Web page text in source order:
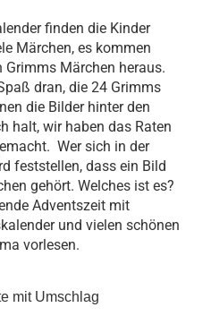
finden die Kinder
Märchen, es kommen
Grimms Märchen heraus.
dran, die 24 Grimms
die Bilder hinter den
halt, wir haben das Raten
Wer sich in der
feststellen, dass ein Bild
gehört. Welches ist es?
Adventszeit mit
und vielen schönen
vorlesen.
mit Umschlag